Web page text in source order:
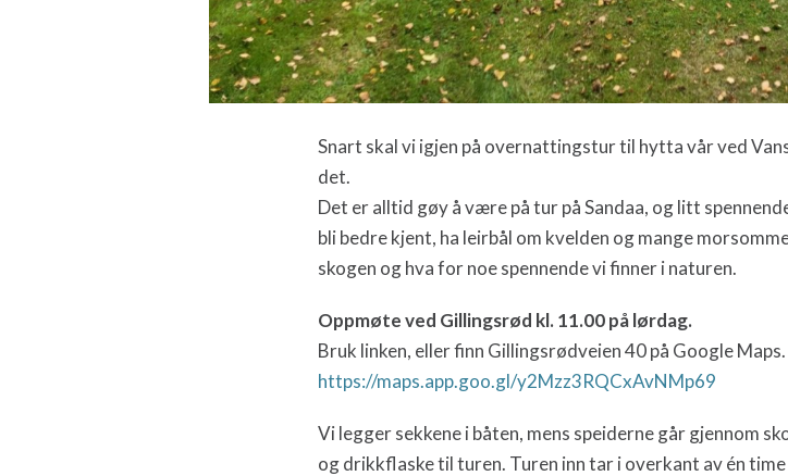
Snart skal vi igjen på overnattingstur til hytta vår ved
det.
Det er alltid gøy å være på tur på Sandaa, og litt
bli bedre kjent, ha leirbål om kvelden og mange
skogen og hva for noe spennende vi finner i naturen.
Oppmøte ved Gillingsrød kl. 11.00 på lørdag.
Bruk linken, eller finn Gillingsrødveien 40 på Google Maps.
https://maps.app.goo.gl/y2Mzz3RQCxAvNMp69
Vi legger sekkene i båten, mens speiderne går gjennom
og drikkflaske til turen. Turen inn tar i overkant av én